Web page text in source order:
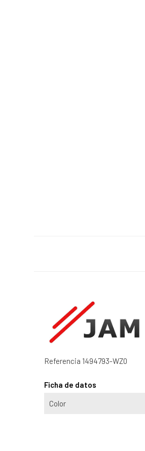
Referencia 1494793-WZ0
Ficha de datos
Color